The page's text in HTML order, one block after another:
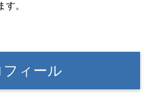
。
ィール